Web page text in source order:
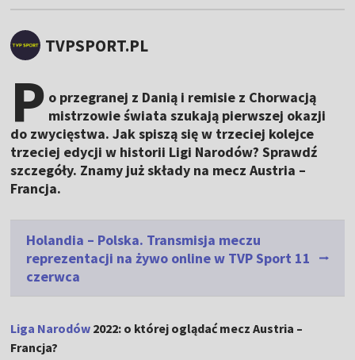
TVPSPORT.PL
P o przegranej z Danią i remisie z Chorwacją
mistrzowie świata szukają pierwszej okazji
do zwycięstwa. Jak spiszą się w trzeciej kolejce
trzeciej edycji w historii Ligi Narodów? Sprawdź
szczegóły. Znamy już składy na mecz Austria –
Francja.
Holandia – Polska. Transmisja meczu
reprezentacji na żywo online w TVP Sport 11
czerwca
Liga Narodów 2022: o której oglądać mecz Austria –
Francja?